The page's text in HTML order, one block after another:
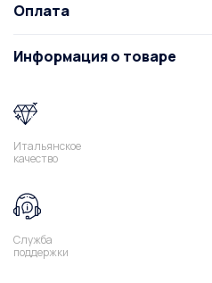
Оплата
Информация о товаре
Итальянское
качество
Служба
поддержки